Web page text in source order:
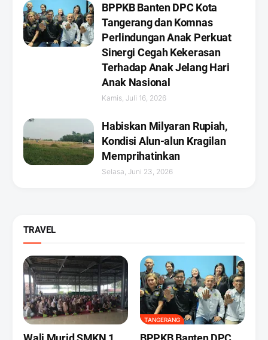
BPPKB Banten DPC Kota
Tangerang dan Komnas
Perlindungan Anak Perkuat
Sinergi Cegah Kekerasan
Terhadap Anak Jelang Hari
Anak Nasional
Kamis, Juli 16, 2026
Habiskan Milyaran Rupiah,
Kondisi Alun-alun Kragilan
Memprihatinkan
Selasa, Juni 23, 2026
TRAVEL
TANGERANG